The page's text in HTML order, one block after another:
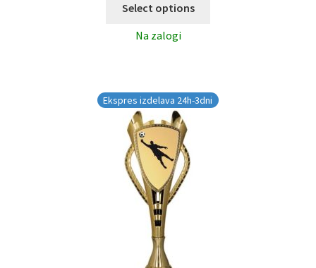
Select options
Na zalogi
Ekspres izdelava 24h-3dni